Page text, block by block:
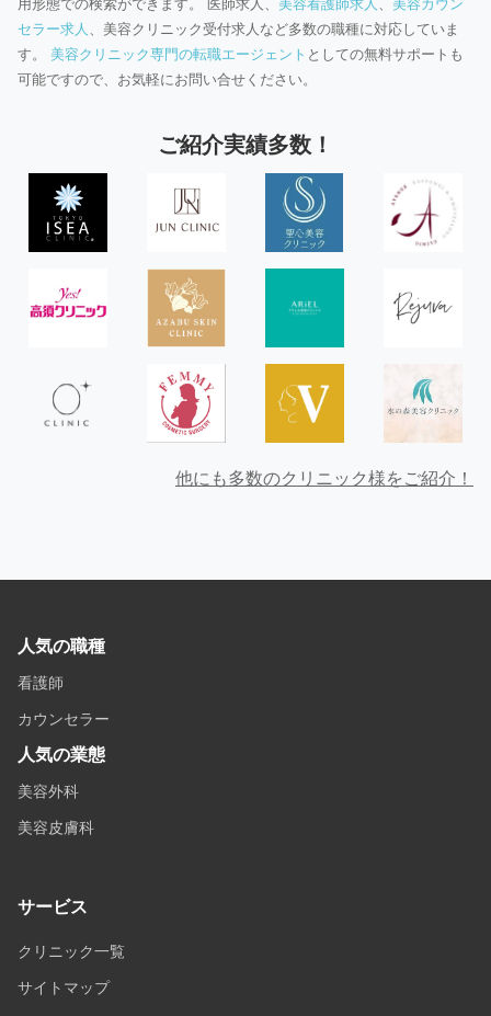
セラー求人
、美容クリニック受付求人など多数の職種に対応していま
す。 美容クリニック専門の転職エージェント としての無料サポートも
可能ですので、お気軽にお問い合せください。
ご紹介実績多数！
他にも多数のクリニック様をご紹介！
人気の職種
看護師
カウンセラー
人気の業態
美容外科
美容皮膚科
サービス
クリニック一覧
サイトマップ